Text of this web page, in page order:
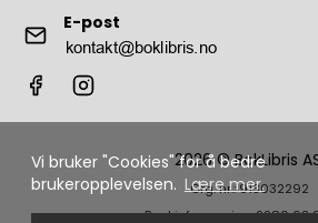
Vi bruker "Cookies" for å bedre
brukeropplevelsen. Lære mer.
E-post
2026 © BokLibris
Org. nr.: 913032292
Bankinformasjon: 2280 63